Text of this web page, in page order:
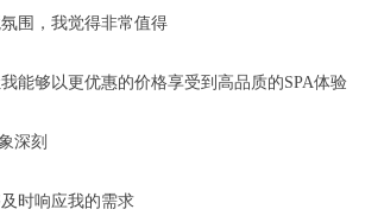
围，我觉得非常值得
能够以更优惠的价格享受到高品质的SPA体验
深刻
时响应我的需求